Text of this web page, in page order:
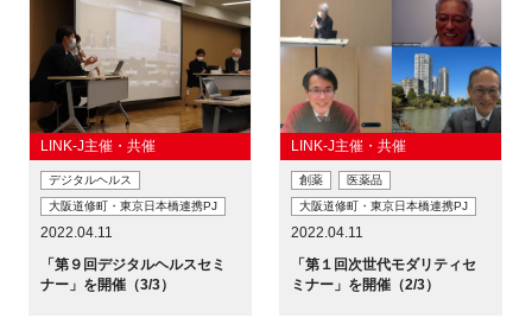
LINK-J主催・共催
デジタルヘルス
大阪道修町・東京日本橋連携PJ
2022.04.11
「第９回デジタルヘルスセミ
ナー」を開催（3/3）
LINK-J主催・共催
創薬
医薬品
大阪道修町・東京日本橋連携PJ
2022.04.11
「第１回次世代モダリティセ
ミナー」を開催（2/3）